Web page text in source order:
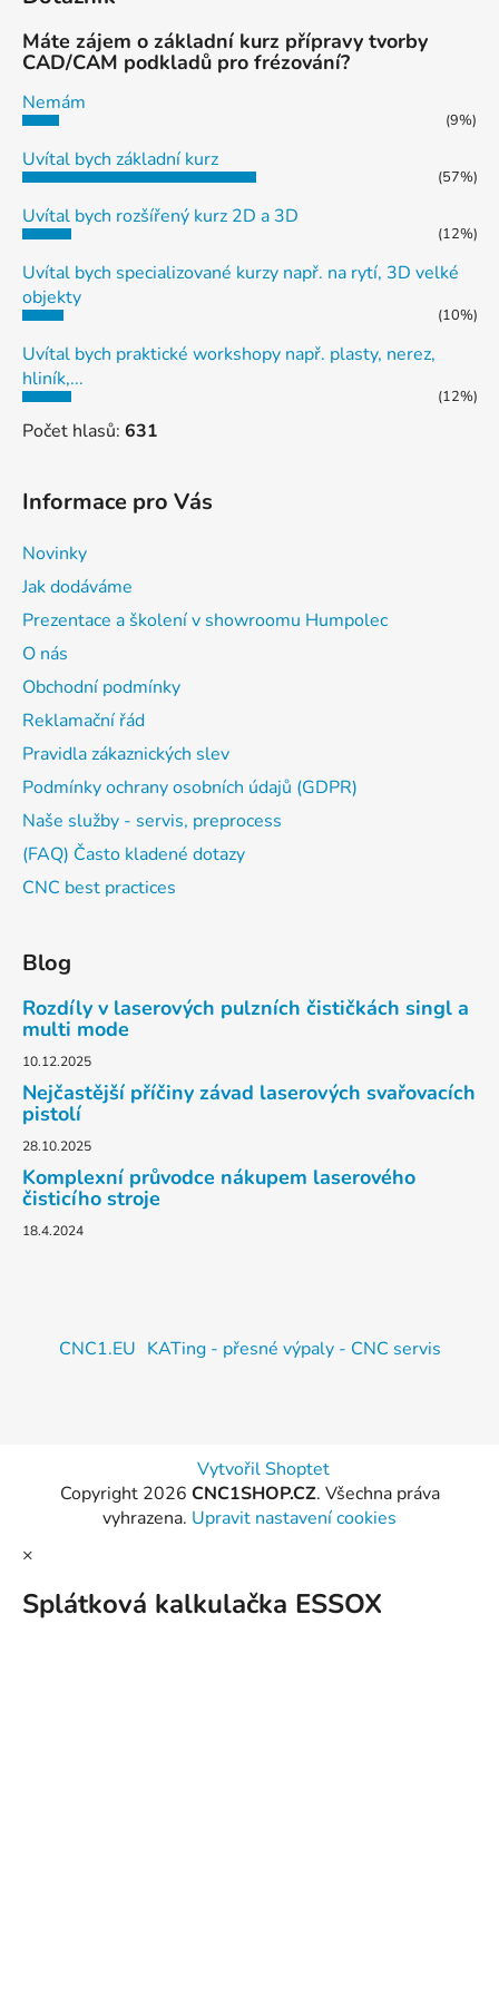
Máte zájem o základní kurz přípravy tvorby
CAD/CAM podkladů pro frézování?
Nemám
(9%)
Uvítal bych základní kurz
(57%)
Uvítal bych rozšířený kurz 2D a 3D
(12%)
Uvítal bych specializované kurzy např. na rytí, 3D velké
objekty
(10%)
Uvítal bych praktické workshopy např. plasty, nerez,
hliník,...
(12%)
Počet hlasů: 631
Informace pro Vás
Novinky
Jak dodáváme
Prezentace a školení v showroomu Humpolec
O nás
Obchodní podmínky
Reklamační řád
Pravidla zákaznických slev
Podmínky ochrany osobních údajů (GDPR)
Naše služby - servis, preprocess
(FAQ) Často kladené dotazy
CNC best practices
Blog
Rozdíly v laserových pulzních čističkách singl a
multi mode
10.12.2025
Nejčastější příčiny závad laserových svařovacích
pistolí
28.10.2025
Komplexní průvodce nákupem laserového
čisticího stroje
18.4.2024
CNC1.EU KATing - přesné výpaly - CNC servis
Vytvořil Shoptet
Copyright 2026 CNC1SHOP.CZ. Všechna práva
vyhrazena. Upravit nastavení cookies
×
Splátková kalkulačka ESSOX